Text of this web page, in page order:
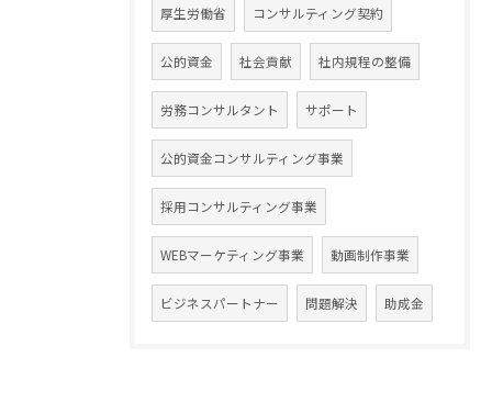
厚生労働省 コンサルティング契約
公的資金 社会貢献 社内規程の整備
労務コンサルタント サポート
公的資金コンサルティング事業
採用コンサルティング事業
WEBマーケティング事業 動画制作事業
ビジネスパートナー 問題解決 助成金